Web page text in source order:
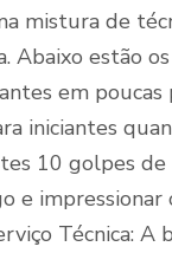
mistura de
Abaixo estão
em poucas
iniciantes
10 golpes
e impressionar
Técnica: A